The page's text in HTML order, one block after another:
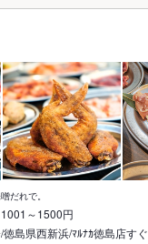
だれで。
1001～1500円
島県西新浜/ﾏﾙﾅｶ徳島店すぐ